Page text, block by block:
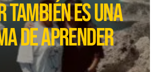
TAMBIÉN ES UNA
DE APRENDER